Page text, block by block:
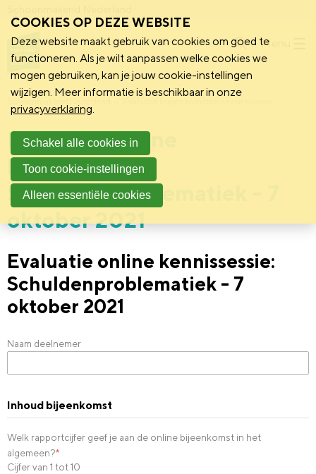
Menu
Schoonmakend Nederland
Evaluatie online
kennissessie:
Schuldenproblematiek - 7
oktober 2021
Evaluatie online kennissessie:
Schuldenproblematiek - 7
oktober 2021
Naam deelnemer
Inhoud bijeenkomst
Welk rapportcijfer geef je aan de online bijeenkomst in het
algemeen?*
Cijfer van 1 tot 10
COOKIES OP DEZE WEBSITE
Deze website maakt gebruik van cookies om goed te
functioneren. Als je wilt aanpassen welke cookies we
mogen gebruiken, kan je jouw cookie-instellingen
wijzigen. Meer informatie is beschikbaar in onze
privacyverklaring.
Schakel alle cookies in
Toon cookie-instellingen
Alleen essentiële cookies